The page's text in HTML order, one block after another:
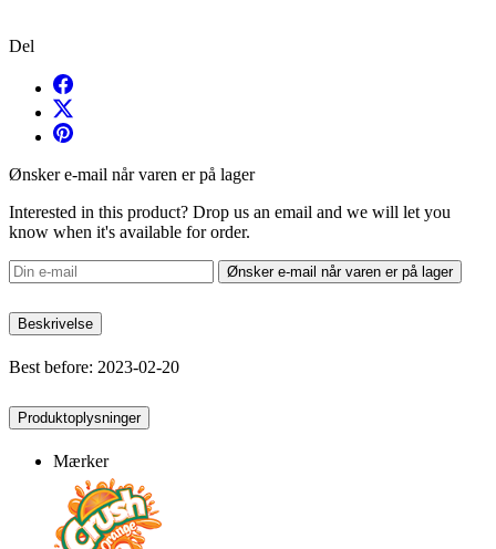
Del
Ønsker e-mail når varen er på lager
Interested in this product? Drop us an email and we will let you
know when it's available for order.
Ønsker e-mail når varen er på lager
Beskrivelse
Best before: 2023-02-20
Produktoplysninger
Mærker